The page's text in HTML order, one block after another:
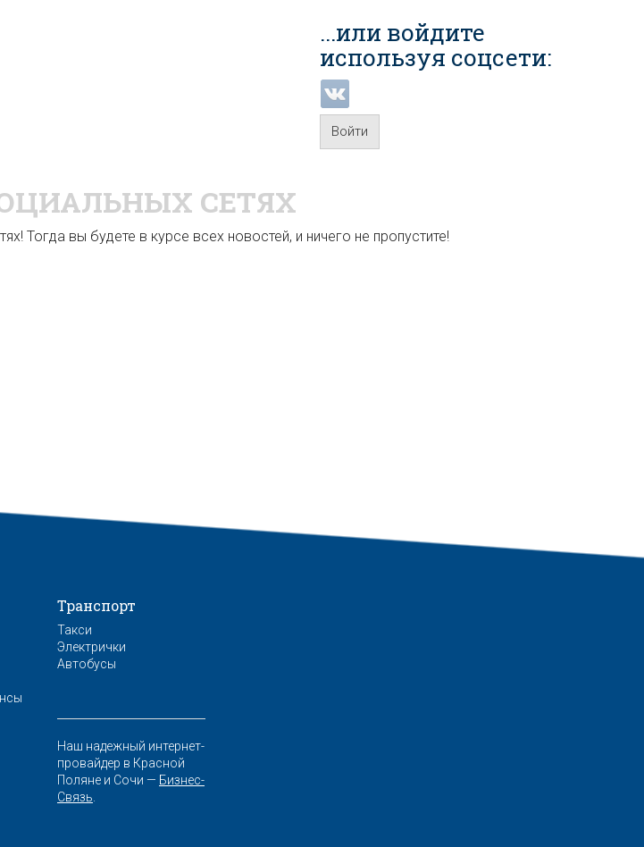
...или войдите
используя соцсети:
Войти
СЕТЯХ
Тогда вы будете в курсе всех новостей, и ничего не пропустите!
Транспорт
Такси
Электрички
Автобусы
Наш надежный интернет-
провайдер в Красной
Поляне и Сочи — Бизнес-
Связь